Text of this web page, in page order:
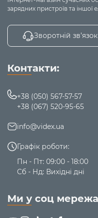
вилку.
зарядних пристроїв та іншої
Зворотній зв’язок
Контакти:
+38 (050) 567-57-57
+38 (067) 520-95-65
info@videx.ua
Графік роботи:
Пн - Пт: 09:00 - 18:00
Сб - Нд: Вихідні дні
Ми у соц